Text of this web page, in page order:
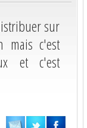
sur
mais c'est
et c'est